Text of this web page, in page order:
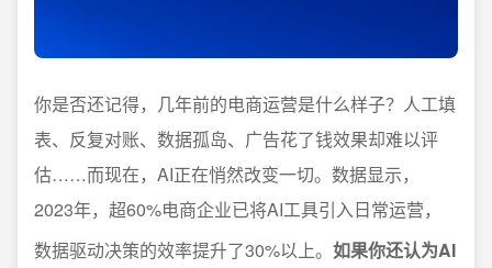
你是否还记得，几年前的电商运营是什么样子？人工填
表、反复对账、数据孤岛、广告花了钱效果却难以评
估……而现在，AI正在悄然改变一切。数据显示，
2023年，超60%电商企业已将AI工具引入日常运营，
数据驱动决策的效率提升了30%以上。 如果你还认为AI